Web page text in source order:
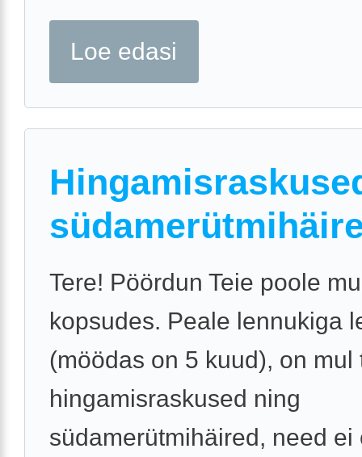
Loe edasi
Tere! Pöördun Teie poole
kopsudes. Peale lennukiga
(möödas on 5 kuud), on mul
hingamisraskused ning
südamerütmihäired, need ei